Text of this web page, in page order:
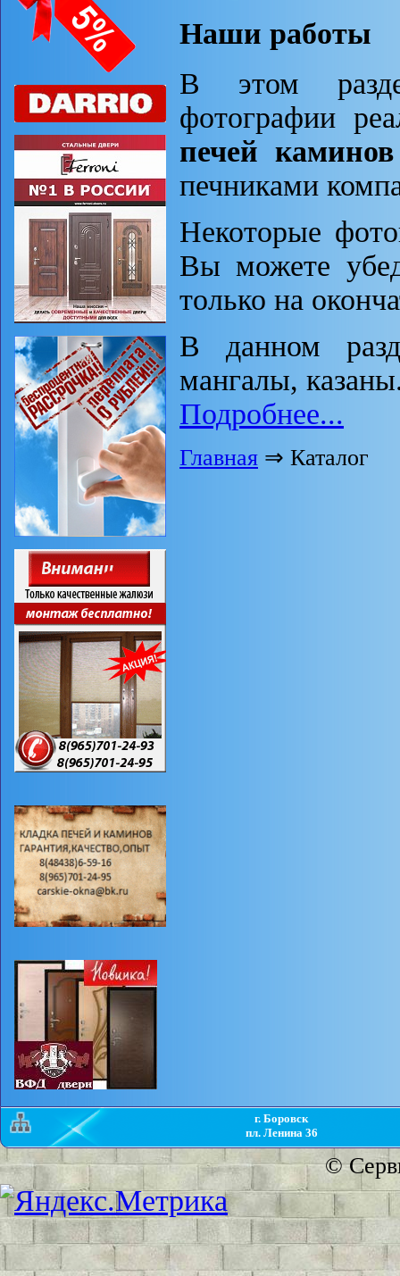
Наши работы
В этом
фотографии
печей каминов
печниками
Некоторые
Вы можете
только на
В данном
мангалы,
Подробнее...
Главная ⇒ Каталог
г. Боровск
пл. Ленина 36
©